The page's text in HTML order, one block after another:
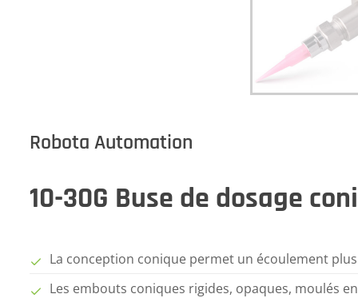
Robota Automation
10-30G Buse de dosage
La conception conique permet un écoulement
Les embouts coniques rigides, opaques, moulés